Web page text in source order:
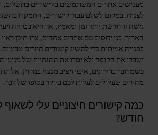
מענישים אתרים המשתמשים בקישורים בתשלום,
לצנוח. במקום לשלם עבור קישורים, התמקדו
גישה זו דורשת יותר זמן ומאמץ, אך היא בטוחה
הארוך. בנו יחסים עם אתרים אחרים, צרו תוכן
בפנייה אמיתית כדי להשיג קישורים חוזרים
ישברו את הקופה ולא יפרו את ההנחיות של מנועי
כשמדובר בדירוגים, איטי ויציב מנצח במרוץ. אל
מהירים שעלולים לעלות לכם ביוקר בסופו של דבר.
כמה קישורים חיצוניים עלי
חודש?